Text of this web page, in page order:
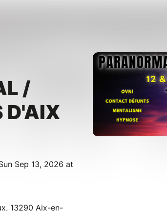
/
D'AIX
Sep 13, 2026 at
13290 Aix-en-